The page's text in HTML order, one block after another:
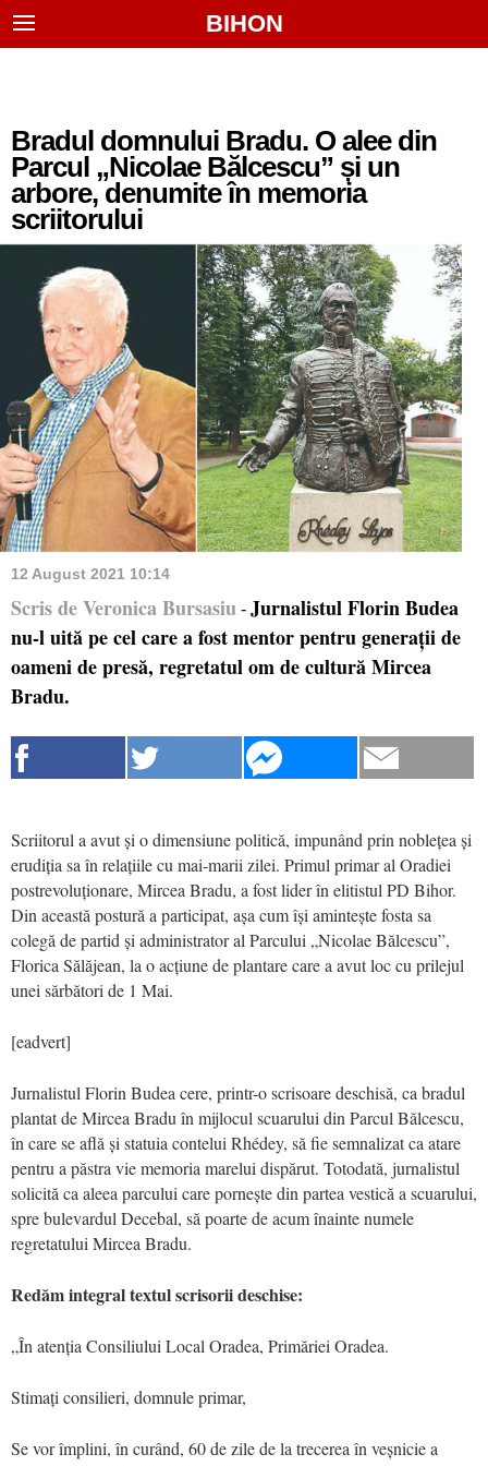
BIHON
Bradul domnului Bradu. O alee din
Parcul „Nicolae Bălcescu” și un
arbore, denumite în memoria
scriitorului
12 August 2021 10:14
Scris de Veronica Bursasiu - Jurnalistul Florin Budea
nu-l uită pe cel care a fost mentor pentru generații de
oameni de presă, regretatul om de cultură Mircea
Bradu.
Scriitorul a avut și o dimensiune politică, impunând prin noblețea și
erudiția sa în relațiile cu mai-marii zilei. Primul primar al Oradiei
postrevoluționare, Mircea Bradu, a fost lider în elitistul PD Bihor.
Din această postură a participat, așa cum își amintește fosta sa
colegă de partid și administrator al Parcului „Nicolae Bălcescu”,
Florica Sălăjean, la o acțiune de plantare care a avut loc cu prilejul
unei sărbători de 1 Mai.
[eadvert]
Jurnalistul Florin Budea cere, printr-o scrisoare deschisă, ca bradul
plantat de Mircea Bradu în mijlocul scuarului din Parcul Bălcescu,
în care se află și statuia contelui Rhédey, să fie semnalizat ca atare
pentru a păstra vie memoria marelui dispărut. Totodată, jurnalistul
solicită ca aleea parcului care pornește din partea vestică a scuarului,
spre bulevardul Decebal, să poarte de acum înainte numele
regretatului Mircea Bradu.
Redăm integral textul scrisorii deschise:
„În atenția Consiliului Local Oradea, Primăriei Oradea.
Stimați consilieri, domnule primar,
Se vor împlini, în curând, 60 de zile de la trecerea în veșnicie a